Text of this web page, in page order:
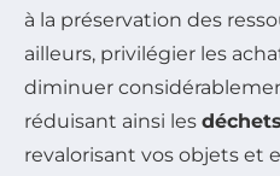
à la préservation des
ailleurs, privilégier les
diminuer
réduisant ainsi les déchets
revalorisant vos objets et